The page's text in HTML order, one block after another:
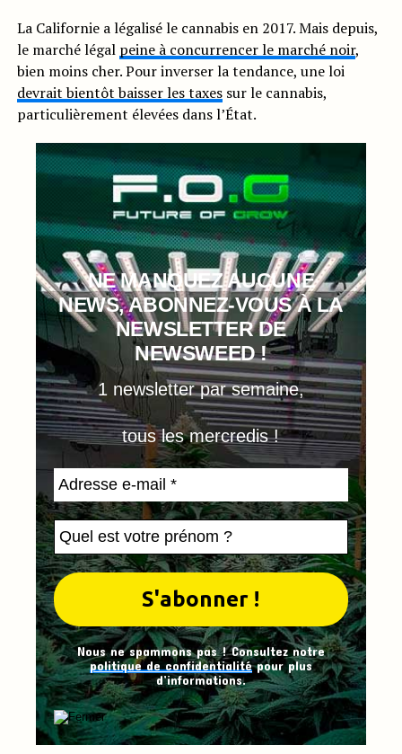
La Californie a légalisé le cannabis en 2017. Mais depuis,
le marché légal peine à concurrencer le marché noir,
bien moins cher. Pour inverser la tendance, une loi
devrait bientôt baisser les taxessur le cannabis,
particulièrement élevées dans l’État.
NE MANQUEZ AUCUNE
NEWS, ABONNEZ-VOUS À LA
NEWSLETTER DE
NEWSWEED !
1 newsletter par semaine,
tous les mercredis !
Nous ne spammons pas ! Consultez notre
politique de confidentialitépour plus
d’informations.